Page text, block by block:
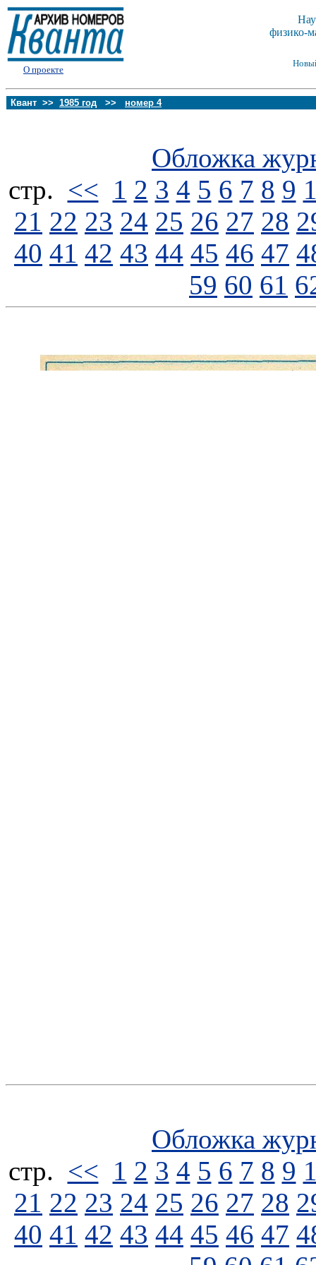
О проекте
физико-
Квант >> 1985 год >> номер 4
Обложка
стp. << 1 2 3 4 5 6 7 8 9
21 22 23 24 25 26 27 28
40 41 42 43 44 45 46 47
59 60 61
Обложка
стp. << 1 2 3 4 5 6 7 8 9
21 22 23 24 25 26 27 28
40 41 42 43 44 45 46 47